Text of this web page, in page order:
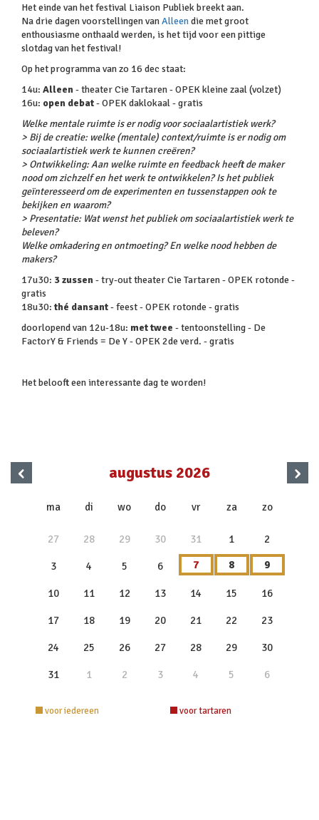
Het einde van het festival Liaison Publiek breekt aan.
Na drie dagen voorstellingen vanAlleendie met groot
enthousiasme onthaald werden, is het tijd voor een pittige
slotdag van het festival!
Op het programma van zo 16 dec staat:
14u: Alleen- theater Cie Tartaren - OPEK kleine zaal (volzet)
16u: open debat- OPEK daklokaal - gratis
Welke mentale ruimte is er nodig voor sociaalartistiek werk?
> Bij de creatie: welke (mentale) context/ruimte is er nodig om
sociaalartistiek werk te kunnen creëren?
> Ontwikkeling: Aan welke ruimte en feedback heeft de maker
nood om zichzelf en het werk te ontwikkelen? Is het publiek
geïnteresseerd om de experimenten en tussenstappen ook te
bekijken en waarom?
> Presentatie: Wat wenst het publiek om sociaalartistiek werk te
beleven?
Welke omkadering en ontmoeting? En welke nood hebben de
makers?
17u30: 3 zussen- try-out theater Cie Tartaren - OPEK rotonde -
gratis
18u30:thé dansant- feest - OPEK rotonde - gratis
doorlopend van 12u-18u: met twee - tentoonstelling - De
FactorY & Friends = De Y - OPEK 2de verd. - gratis
Het belooft een interessante dag te worden!
‹ augustus 2026
ma di wo do vr za zo
27 28 29 30 31 1 2
3 4 5 6 7 8 9
10 11 12 13 14 15 16
17 18 19 20 21 22 23
24 25 26 27 28 29 30
31 1 2 3 4 5 6
›
voor iedereen voor tartaren